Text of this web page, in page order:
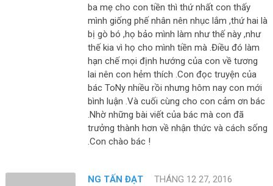
ba mẹ cho con tiền thì thứ nhất con thấy
mình giống phế nhân nên nhục lắm ,thứ hai là
bị gò bó ,họ bảo mình làm như thế này ,như
thế kia vì họ cho mình tiền mà .Điều đó làm
hạn chế mọi định hướng của con về tương
lai nên con hẻm thích .Con đọc truyện của
bác ToNy nhiều rồi nhưng hôm nay con mới
bình luận .Và cuối cùng cho con cảm ơn bác
.Nhờ những bài viết của bác mà con đã
trưởng thành hơn về nhận thức và cách sống
.Con chào bác !
NG TẤN ĐẠT THÁNG 12 27, 2016